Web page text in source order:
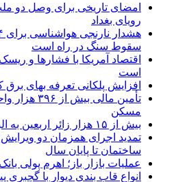
امضای تاریخی برای وصل دو
رویای بغداد
سقوط سنگ در راه است
اقتصاد آمریکا با فشارها و
است
افزایش پلکانی تعرفه بهای
تأمین مالی
مسکن
بیش از ۱۵ هزار زائر اربعین به البرز بازگشتند
ساختمان تا پایان سال
عملیات بازار باز؛ اهرم پولی
انواع قاب بندی دیوار با